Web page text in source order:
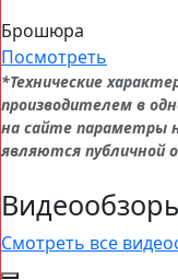
Брошюра
Посмотреть
*Технические
производителем в
на сайте параметры
являются публичной
Смотреть все